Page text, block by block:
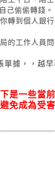
己偷偷轉錢。
轉到個人銀行
的工作人員
單據，，越早
是一些當
免成為受害